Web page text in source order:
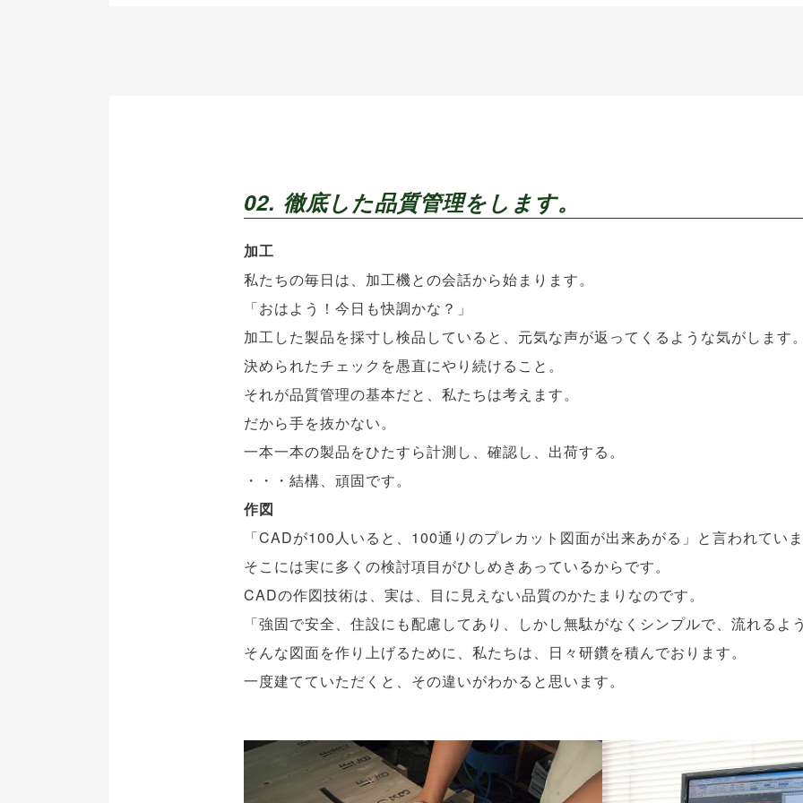
02. 徹底した品質管理をします。
加工
私たちの毎日は、加工機との会話から始まります。
「おはよう！今日も快調かな？」
加工した製品を採寸し検品していると、元気な声が返ってくるような気がします
決められたチェックを愚直にやり続けること。
それが品質管理の基本だと、私たちは考えます。
だから手を抜かない。
一本一本の製品をひたすら計測し、確認し、出荷する。
・・・結構、頑固です。
作図
「CADが100人いると、100通りのプレカット図面が出来あがる」と言われてい
そこには実に多くの検討項目がひしめきあっているからです。
CADの作図技術は、実は、目に見えない品質のかたまりなのです。
「強固で安全、住設にも配慮してあり、しかし無駄がなくシンプルで、流れるよ
そんな図面を作り上げるために、私たちは、日々研鑽を積んでおります。
一度建てていただくと、その違いがわかると思います。